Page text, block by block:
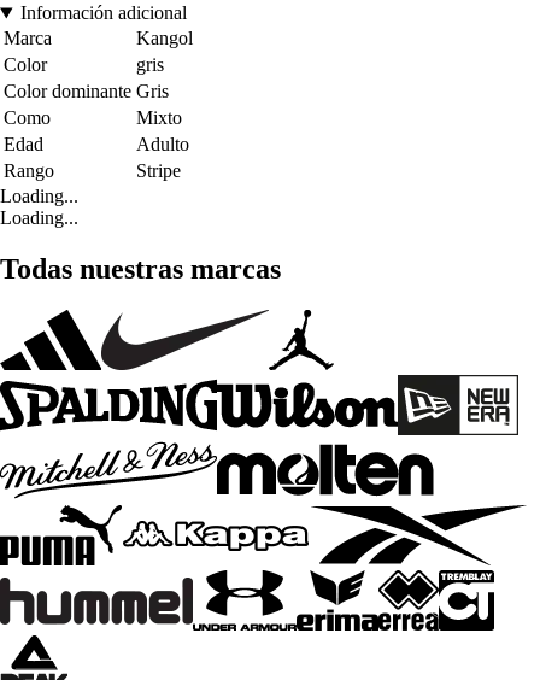
Información adicional
Marca
Kangol
Color
gris
Color dominante Gris
Como
Mixto
Edad
Adulto
Rango
Stripe
Loading...
Loading...
Todas nuestras marcas